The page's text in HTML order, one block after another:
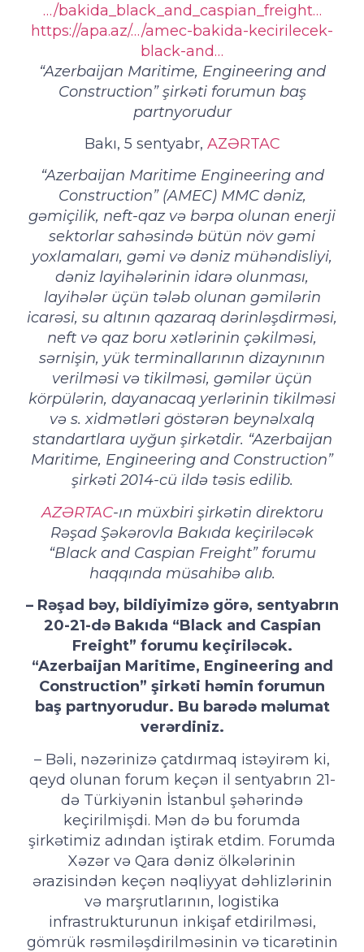
…/bakida_black_and_caspian_freight…
https://apa.az/…/amec-bakida-kecirilecek-
black-and…
“Azerbaijan Maritime, Engineering and
Construction” şirkəti forumun baş
partnyorudur
Bakı, 5 sentyabr, AZƏRTAC
“Azerbaijan Maritime Engineering and
Construction” (AMEC) MMC dəniz,
gəmiçilik, neft-qaz və bərpa olunan enerji
sektorlar sahəsində bütün növ gəmi
yoxlamaları, gəmi və dəniz mühəndisliyi,
dəniz layihələrinin idarə olunması,
layihələr üçün tələb olunan gəmilərin
icarəsi, su altının qazaraq dərinləşdirməsi,
neft və qaz boru xətlərinin çəkilməsi,
sərnişin, yük terminallarının dizaynının
verilməsi və tikilməsi, gəmilər üçün
körpülərin, dayanacaq yerlərinin tikilməsi
və s. xidmətləri göstərən beynəlxalq
standartlara uyğun şirkətdir. “Azerbaijan
Maritime, Engineering and Construction”
şirkəti 2014-cü ildə təsis edilib.
AZƏRTAC-ın müxbiri şirkətin direktoru
Rəşad Şəkərovla Bakıda keçiriləcək
“Black and Caspian Freight” forumu
haqqında müsahibə alıb.
– Rəşad bəy, bildiyimizə görə, sentyabrın
20-21-də Bakıda “Black and Caspian
Freight” forumu keçiriləcək.
“Azerbaijan Maritime, Engineering and
Construction” şirkəti həmin forumun
baş partnyorudur. Bu barədə məlumat
verərdiniz.
– Bəli, nəzərinizə çatdırmaq istəyirəm ki,
qeyd olunan forum keçən il sentyabrın 21-
də Türkiyənin İstanbul şəhərində
keçirilmişdi. Mən də bu forumda
şirkətimiz adından iştirak etdim. Forumda
Xəzər və Qara dəniz ölkələrinin
ərazisindən keçən nəqliyyat dəhlizlərinin
və marşrutlarının, logistika
infrastrukturunun inkişaf etdirilməsi,
gömrük rəsmiləşdirilməsinin və ticarətinin